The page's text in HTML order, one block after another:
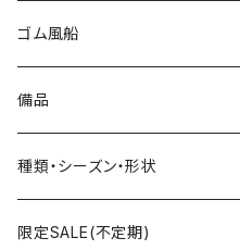
大きな風船
組立3Dバルーン
文字数字バルーン
おはなバルーン
ゴム風船
プリント有り
プリント無し
セット・キット商品
備品
スティック
ポンプ
種類・シーズン・形状
おえかき
限定SALE(不定期)